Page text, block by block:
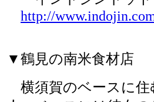
http://
▼鶴見の南米食材店
横須賀のベースに住